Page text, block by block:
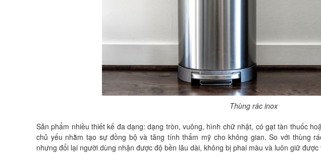
Thùng rác inox
Sản phẩm nhiều thiết kế đa dạng: dạng tròn, vuông, hình chữ nhật, có gạt tàn thuốc
chủ yếu nhằm tạo sự đồng bộ và tăng tính thẩm mỹ cho không gian. So với thùng
nhưng đổi lại người dùng nhận được độ bền lâu dài, không bị phai màu và luôn giữ được